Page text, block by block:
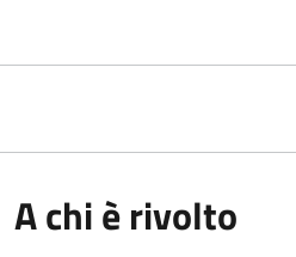
A chi è rivolto